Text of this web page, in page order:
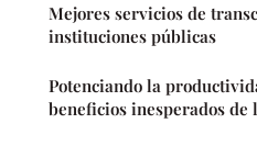
Mejores servicios de
instituciones públicas
Potenciando la
beneficios inesperados